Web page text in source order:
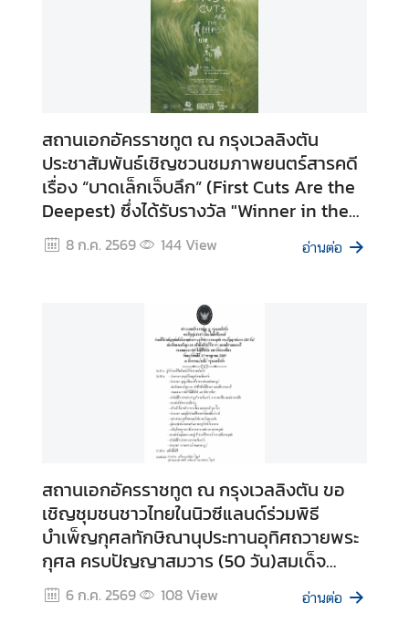
o
r
n
e
r
อ
ก
อั
ค
ร
ร
สถานเอกอัครราชทูต ณ กรุงเวลลิงตัน
ประชาสัมพันธ์เชิญชวนชมภาพยนตร์สารคดี
เรื่อง “บาดเล็กเจ็บลึก” (First Cuts Are the
Deepest) ซึ่งได้รับรางวัล "Winner in the
Around the World Category" จาก
เทศกาลภาพยนตร์สารคดี Doc Edge
8 ก.ค. 2569 144View อ่านต่อ
สถานเอกอัครราชทูต ณ กรุงเวลลิงตัน ขอ
เชิญชุมชนชาวไทยในนิวซีแลนด์ร่วมพิธี
บำเพ็ญกุศลทักษิณานุประทานอุทิศถวายพระ
กุศล ครบปัญญาสมวาร (50 วัน)สมเด็จ
พระเจ้าลูกเธอ เจ้าฟ้าพัชรกิติยาภา นเรนทิรา
เทพยวดี กรมหลวงราชสาริณีสิริพัชร มหา
6 ก.ค. 2569 108View อ่านต่อ